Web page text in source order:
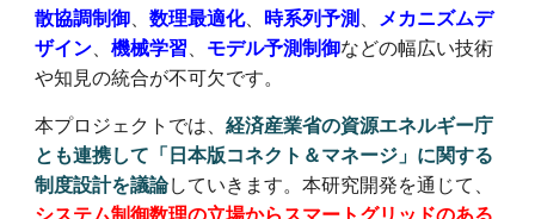
散協調制御 、数理最適化、 時系列予測
メカニズムデ
ザイン 、機械学習 モデル予測制御などの幅広い技術
や知見の統合が不可欠です。
本プロジェクトでは、経済産業省の資源エネルギー庁
とも連携して「日本版コネクト＆マネージ」に関する
制度設計を議論していきます。本研究開発を通じて、
システム制御数理の立場からスマートグリッドのある